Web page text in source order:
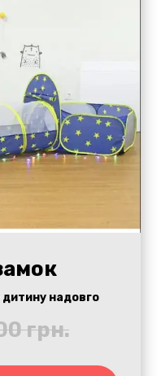
дитину надовго
грн.